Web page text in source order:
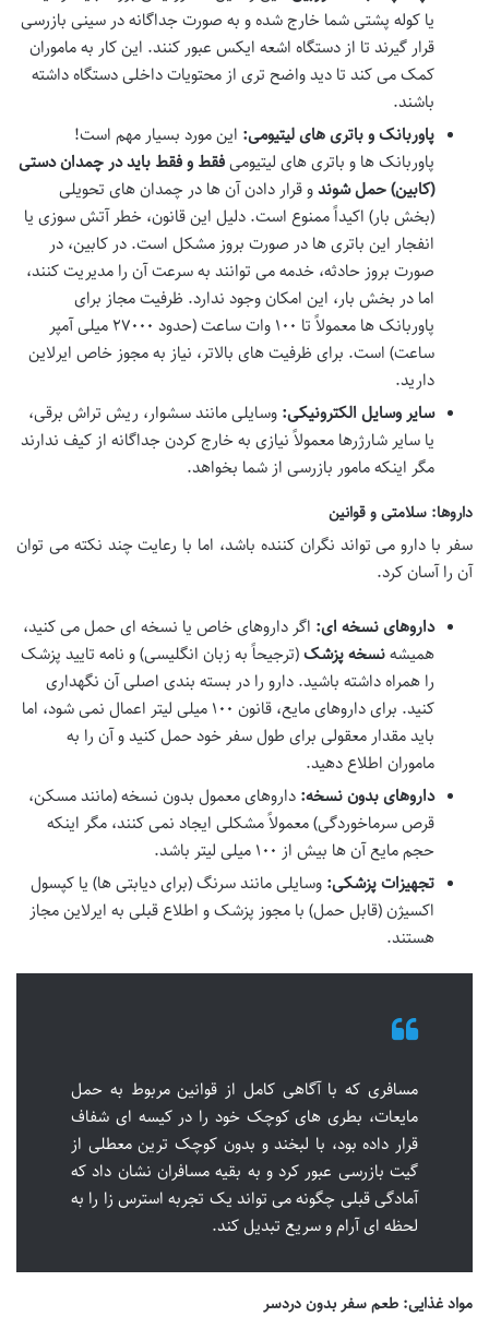
یا کوله پشتی شما خارج شده و به صورت جداگانه در سینی بازرسی
قرار گیرند تا از دستگاه اشعه ایکس عبور کنند. این کار به ماموران
کمک می کند تا دید واضح تری از محتویات داخلی دستگاه داشته
باشند.
پاوربانک و باتری های لیتیومی: این مورد بسیار مهم است!
پاوربانک ها و باتری های لیتیومیفقط و فقط باید در چمدان دستی
(کابین) حمل شوندو قرار دادن آن ها در چمدان های تحویلی
(بخش بار) اکیداً ممنوع است. دلیل این قانون، خطر آتش سوزی یا
انفجار این باتری ها در صورت بروز مشکل است. در کابین، در
صورت بروز حادثه، خدمه می توانند به سرعت آن را مدیریت کنند،
اما در بخش بار، این امکان وجود ندارد. ظرفیت مجاز برای
پاوربانک ها معمولاً تا ۱۰۰ وات ساعت (حدود ۲۷۰۰۰ میلی آمپر
ساعت) است. برای ظرفیت های بالاتر، نیاز به مجوز خاص ایرلاین
دارید.
سایر وسایل الکترونیکی: وسایلی مانند سشوار، ریش تراش برقی،
یا سایر شارژرها معمولاً نیازی به خارج کردن جداگانه از کیف ندارند
مگر اینکه مامور بازرسی از شما بخواهد.
داروها: سلامتی و قوانین
سفر با دارو می تواند نگران کننده باشد، اما با رعایت چند نکته می توان
آن را آسان کرد.
داروهای نسخه ای: اگر داروهای خاص یا نسخه ای حمل می کنید،
همیشهنسخه پزشک(ترجیحاً به زبان انگلیسی) و نامه تایید پزشک
را همراه داشته باشید. دارو را در بسته بندی اصلی آن نگهداری
کنید. برای داروهای مایع، قانون ۱۰۰ میلی لیتر اعمال نمی شود، اما
باید مقدار معقولی برای طول سفر خود حمل کنید و آن را به
ماموران اطلاع دهید.
داروهای بدون نسخه: داروهای معمول بدون نسخه (مانند مسکن،
قرص سرماخوردگی) معمولاً مشکلی ایجاد نمی کنند، مگر اینکه
حجم مایع آن ها بیش از ۱۰۰ میلی لیتر باشد.
تجهیزات پزشکی: وسایلی مانند سرنگ (برای دیابتی ها) یا کپسول
اکسیژن (قابل حمل) با مجوز پزشک و اطلاع قبلی به ایرلاین مجاز
هستند.
مسافری که با آگاهی کامل از قوانین مربوط به حمل
مایعات، بطری های کوچک خود را در کیسه ای شفاف
قرار داده بود، با لبخند و بدون کوچک ترین معطلی از
گیت بازرسی عبور کرد و به بقیه مسافران نشان داد که
آمادگی قبلی چگونه می تواند یک تجربه استرس زا را به
لحظه ای آرام و سریع تبدیل کند.
مواد غذایی: طعم سفر بدون دردسر